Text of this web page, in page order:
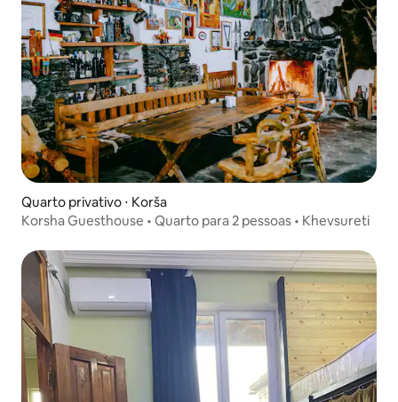
Quarto privativo ⋅ Korša
Korsha Guesthouse • Quarto para 2 pessoas • Khevsureti